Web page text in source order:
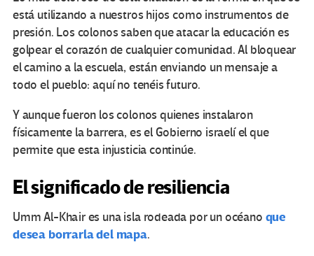
está utilizando a nuestros hijos como instrumentos de
presión. Los colonos saben que atacar la educación es
golpear el corazón de cualquier comunidad. Al bloquear
el camino a la escuela, están enviando un mensaje a
todo el pueblo: aquí no tenéis futuro.
Y aunque fueron los colonos quienes instalaron
físicamente la barrera, es el Gobierno israelí el que
permite que esta injusticia continúe.
El significado de resiliencia
Umm Al-Khair es una isla rodeada por un océano que
desea borrarla del mapa.